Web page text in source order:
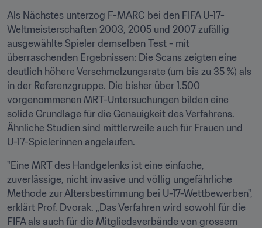
Als Nächstes unterzog F-MARC bei den FIFA U-17-
Weltmeisterschaften 2003, 2005 und 2007 zufällig
ausgewählte Spieler demselben Test - mit
überraschenden Ergebnissen: Die Scans zeigten eine
deutlich höhere Verschmelzungsrate (um bis zu 35 %) als
in der Referenzgruppe. Die bisher über 1.500
vorgenommenen MRT-Untersuchungen bilden eine
solide Grundlage für die Genauigkeit des Verfahrens.
Ähnliche Studien sind mittlerweile auch für Frauen und
U-17-Spielerinnen angelaufen.
"Eine MRT des Handgelenks ist eine einfache,
zuverlässige, nicht invasive und völlig ungefährliche
Methode zur Altersbestimmung bei U-17-Wettbewerben",
erklärt Prof. Dvorak. „Das Verfahren wird sowohl für die
FIFA als auch für die Mitgliedsverbände von grossem